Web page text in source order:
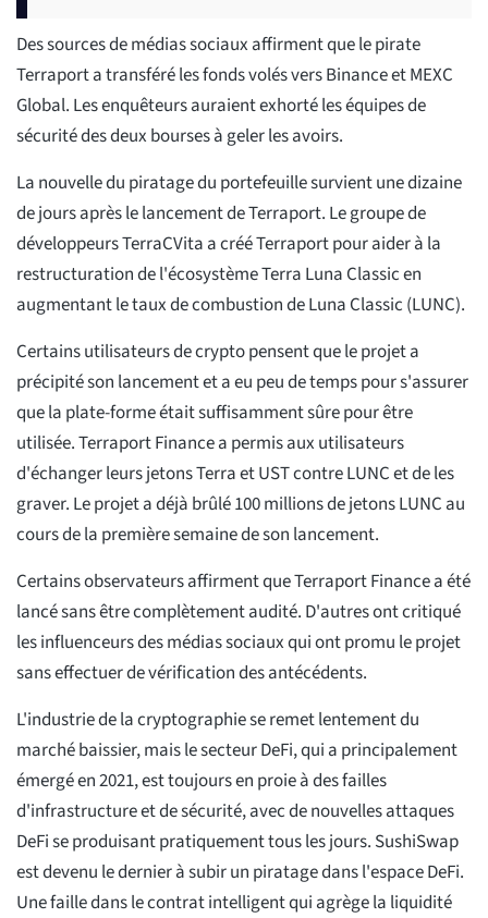
Des sources de médias sociaux affirment que le pirate
Terraport a transféré les fonds volés vers Binance et MEXC
Global. Les enquêteurs auraient exhorté les équipes de
sécurité des deux bourses à geler les avoirs.
La nouvelle du piratage du portefeuille survient une dizaine
de jours après le lancement de Terraport. Le groupe de
développeurs TerraCVita a créé Terraport pour aider à la
restructuration de l'écosystème Terra Luna Classic en
augmentant le taux de combustion de Luna Classic (LUNC).
Certains utilisateurs de crypto pensent que le projet a
précipité son lancement et a eu peu de temps pour s'assurer
que la plate-forme était suffisamment sûre pour être
utilisée. Terraport Finance a permis aux utilisateurs
d'échanger leurs jetons Terra et UST contre LUNC et de les
graver. Le projet a déjà brûlé 100 millions de jetons LUNC au
cours de la première semaine de son lancement.
Certains observateurs affirment que Terraport Finance a été
lancé sans être complètement audité. D'autres ont critiqué
les influenceurs des médias sociaux qui ont promu le projet
sans effectuer de vérification des antécédents.
L'industrie de la cryptographie se remet lentement du
marché baissier, mais le secteur DeFi, qui a principalement
émergé en 2021, est toujours en proie à des failles
d'infrastructure et de sécurité, avec de nouvelles attaques
DeFi se produisant pratiquement tous les jours. SushiSwap
est devenu le dernier à subir un piratage dans l'espace DeFi.
Une faille dans le contrat intelligent qui agrège la liquidité